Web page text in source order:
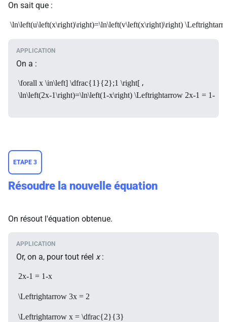
On sait que :
\ln\left(u\left(x\right)\right)=\ln\left(v\left(x\right)\right)
On a :
\forall x \in\left] \dfrac{1}{2};1 \right[ ,
\ln\left(2x-1\right)=\ln\left(1-x\right) \Leftrightarrow 2x-1 = 1-x
ETAPE 3
Résoudre la nouvelle équation
On résout l'équation obtenue.
Or, on a, pour tout réel x:
2x-1 = 1-x
\Leftrightarrow 3x = 2
\Leftrightarrow x = \dfrac{2}{3}